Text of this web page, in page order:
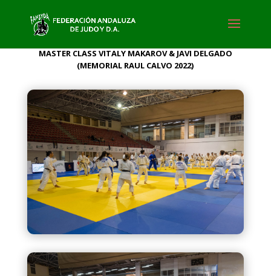
MASTER CLASS VITALY MAKAROV & JAVI DELGADO
(MEMORIAL RAUL CALVO 2022)